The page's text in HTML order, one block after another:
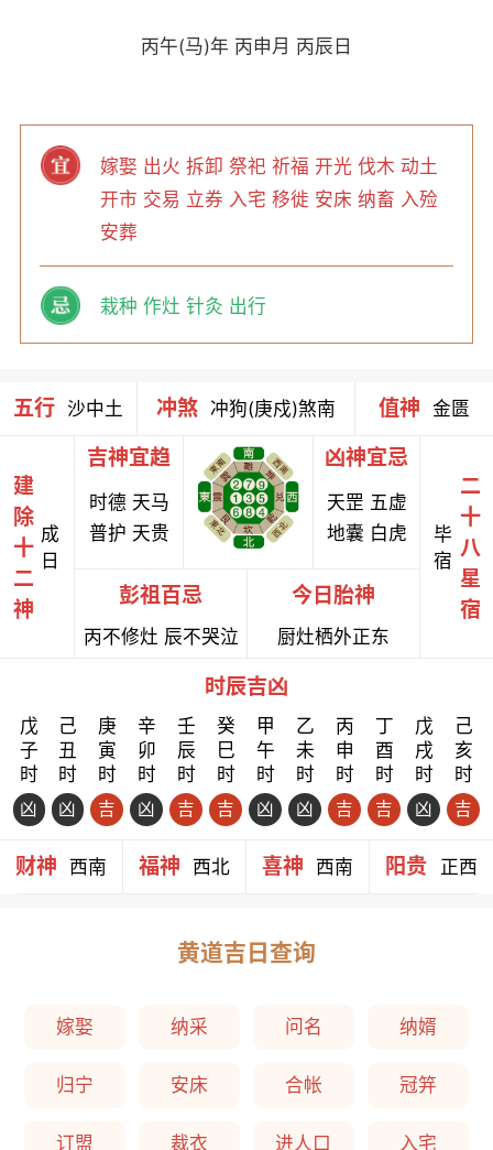
丙午(马)年 丙申月 丙辰日
嫁娶 出火 拆卸 祭祀 祈福 开光 伐木 动土
开市 交易 立券 入宅 移徙 安床 纳畜 入殓
安葬
栽种 作灶 针灸 出行
五行 沙中土 冲煞 冲狗(庚戍)煞南 值神 金匮
建
除
十
二
神
成
日
吉神宜趋
时德 天马
普护 天贵
凶神宜忌
天罡 五虚
地囊 白虎
彭祖百忌
丙不修灶 辰不哭泣
今日胎神
厨灶栖外正东
毕
宿
二
十
八
星
宿
时辰吉凶
戊
子
时
凶
己
丑
时
凶
庚
寅
时
吉
辛
卯
时
凶
壬
辰
时
吉
癸
巳
时
吉
甲
午
时
凶
乙
未
时
凶
丙
申
时
吉
丁
酉
时
吉
戊
戌
时
凶
己
亥
时
吉
财神 西南 福神 西北 喜神 西南 阳贵 正西
黄道吉日查询
嫁娶 纳采 问名 纳婿
归宁 安床 合帐 冠笄
订盟 裁衣 进人口 入宅